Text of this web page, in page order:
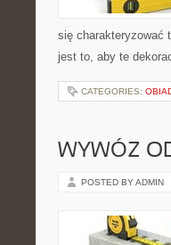
się charakteryzować
jest to, aby te
CATEGORIES:
WYWÓZ
POSTED BY ADMIN